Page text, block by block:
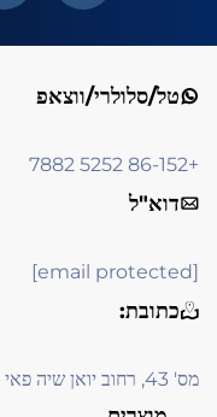
טל/סלולרי/ווצאפ
+86-152 5252 7882
דוא"ל
[email protected]
כתובת:
מס' 43, רחוב יואן שיה פאי פנג, רחוב לאונגיי, מחוז ביון, גואנגג'ו, סין